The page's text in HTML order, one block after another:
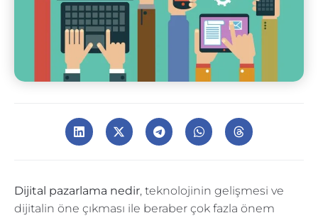
Dijital pazarlama nedir, teknolojinin gelişmesi ve
dijitalin öne çıkması ile beraber çok fazla önem